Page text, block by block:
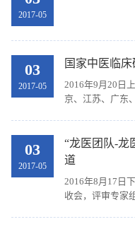
2017-05
03
2017-05
国家中医临
2016年9月20日
京、江苏、广东
03
2017-05
“龙医团队-龙
道
2016年8月17日
收会，评审专家